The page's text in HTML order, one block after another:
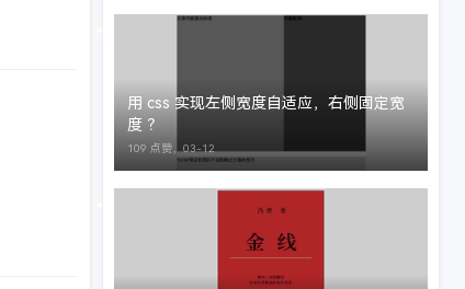
用 css 实现左侧宽度自适应，右侧固定宽
度 ？
109 点赞， 03-12